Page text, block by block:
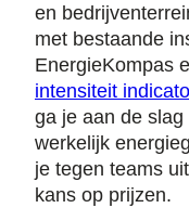
en
met bestaande
EnergieKompas
intensiteit
ga je aan de
werkelijk
je tegen teams
kans op prijzen.